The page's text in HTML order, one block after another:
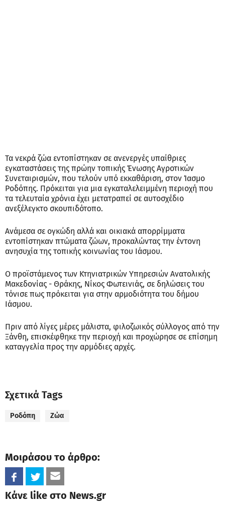
Τα νεκρά ζώα εντοπίστηκαν σε ανενεργές υπαίθριες
εγκαταστάσεις της πρώην τοπικής Ένωσης Αγροτικών
Συνεταιρισμών, που τελούν υπό εκκαθάριση, στον Ίασμο
Ροδόπης. Πρόκειται για μια εγκαταλελειμμένη περιοχή που
τα τελευταία χρόνια έχει μετατραπεί σε αυτοσχέδιο
ανεξέλεγκτο σκουπιδότοπο.
Ανάμεσα σε ογκώδη αλλά και οικιακά απορρίμματα
εντοπίστηκαν πτώματα ζώων, προκαλώντας την έντονη
ανησυχία της τοπικής κοινωνίας του Ιάσμου.
Ο προϊστάμενος των Κτηνιατρικών Υπηρεσιών Ανατολικής
Μακεδονίας - Θράκης, Νίκος Φωτεινιάς, σε δηλώσεις του
τόνισε πως πρόκειται για στην αρμοδιότητα του δήμου
Ιάσμου.
Πριν από λίγες μέρες μάλιστα, φιλοζωικός σύλλογος από την
Ξάνθη, επισκέφθηκε την περιοχή και προχώρησε σε επίσημη
καταγγελία προς την αρμόδιες αρχές.
Σχετικά Tags
Ροδόπη Ζώα
Μοιράσου το άρθρο:
Κάνε like στο News.gr